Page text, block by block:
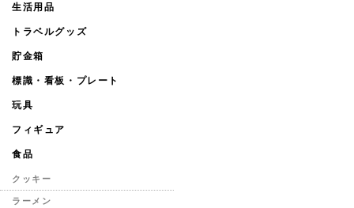
生活用品
トラベルグッズ
貯金箱
標識・看板・プレート
玩具
フィギュア
食品
クッキー
ラーメン